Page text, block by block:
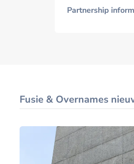
Partnership
Fusie & Overnames